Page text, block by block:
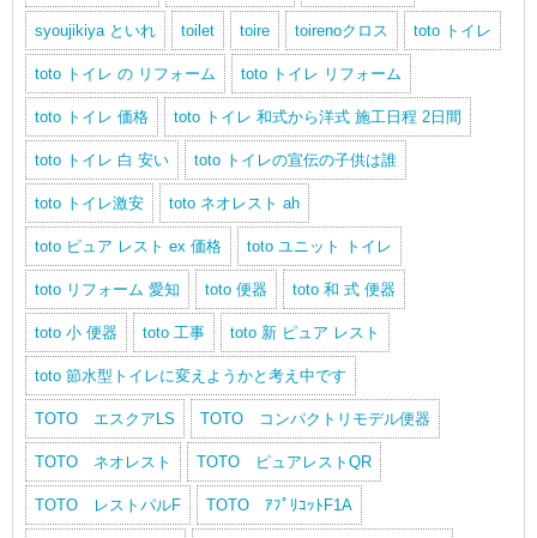
syoujikiya といれ toilet toire toirenoクロス toto トイレ
toto トイレ の リフォーム toto トイレ リフォーム
toto トイレ 価格 toto トイレ 和式から洋式 施工日程 2日間
toto トイレ 白 安い toto トイレの宣伝の子供は誰
toto トイレ激安 toto ネオレスト ah
toto ピュア レスト ex 価格 toto ユニット トイレ
toto リフォーム 愛知 toto 便器 toto 和 式 便器
toto 小 便器 toto 工事 toto 新 ピュア レスト
toto 節水型トイレに変えようかと考え中です
TOTO エスクアLS TOTO コンパクトリモデル便器
TOTO ネオレスト TOTO ピュアレストQR
TOTO レストパルF TOTO ｱﾌﾟﾘｺｯﾄF1A